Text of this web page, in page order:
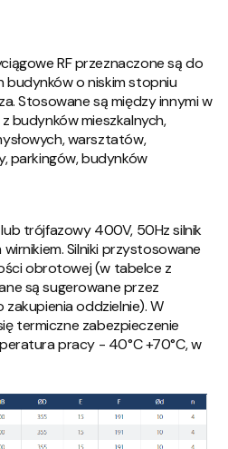
RF przeznaczone są do
o niskim stopniu
Stosowane są między innymi w
budynków mieszkalnych,
warsztatów,
parkingów, budynków
trójfazowy 400V, 50Hz silnik
Silniki przystosowane
obrotowej (w tabelce z
są sugerowane przez
oddzielnie). W
termiczne zabezpieczenie
pracy - 40°C +70°C, w